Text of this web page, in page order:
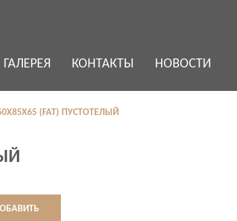
ГАЛЕРЕЯ КОНТАКТЫ НОВОСТИ
(FAT) ПУСТОТЕЛЫЙ